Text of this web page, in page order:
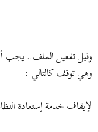
وقبل تفعيل الملف.. يجب
وهي توقف كالتالي :
لإيقاف خدمة إستعادة